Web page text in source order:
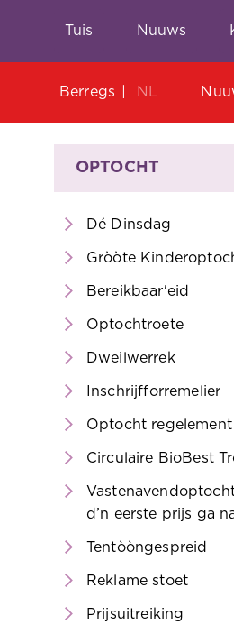
Tuis Nuuws
Berregs NL
OPTOCHT
Dé Dinsdag
Gròòte
Bereikbaar'eid
Optochtroete
Dweilwerrek
Inschrijfforremelier
Optocht regelement
Circulaire BioBest
d’n eerste prijs ga
Tentòòngespreid
Reklame stoet
Prijsuitreiking